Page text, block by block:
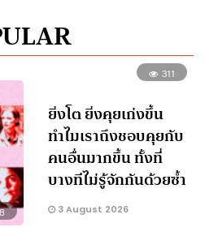
311
ยิ่งโต ยิ่งคุยเก่งขึ้น
ทำไมเราถึงชอบคุยกับ
คนอื่นมากขึ้น ทั้งที่
บางทีไม่รู้จักกันด้วยซ้ำ
3 August 2026